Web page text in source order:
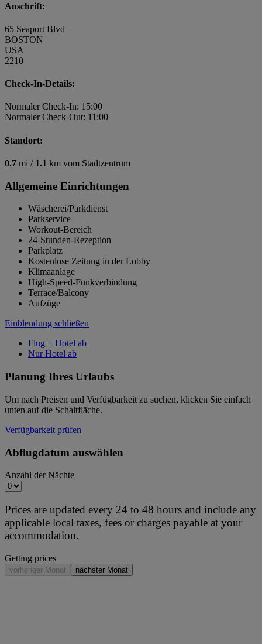
Anschrift:
65 Seaport Blvd
BOSTON
USA
2210
Check-In-Details:
Normaler Check-In: 15:00
Normaler Check-Out: 11:00
Standort:
0.7 mi / 1.1 km vom Stadtzentrum
Allgemeine Einrichtungen
Wäscherei/Parkdienst
Parkservice
Workout-Bereich
24-Stunden-Rezeption
Parkplatz
Kostenlose Zeitung in der Lobby
Klimaanlage
High-Speed-Funkverbindung
Terrace/Balcony
Aufzüge
Einblendung schließen
Flug + Hotel ab
Nur Hotel ab
Planung Ihres Urlaubs
Um nach Preisen und Verfügbarkeit zu suchen, klicken Sie einfach
unten auf die Schaltfläche.
Verfügbarkeit prüfen
Abflugdatum auswählen
Anzahl der Nächte
Prices are updated every 24 to 48 hours and include any
applicable local taxes, fees or charges payable at your
accommodation.
Getting prices
vorheriger Monat nächster Monat